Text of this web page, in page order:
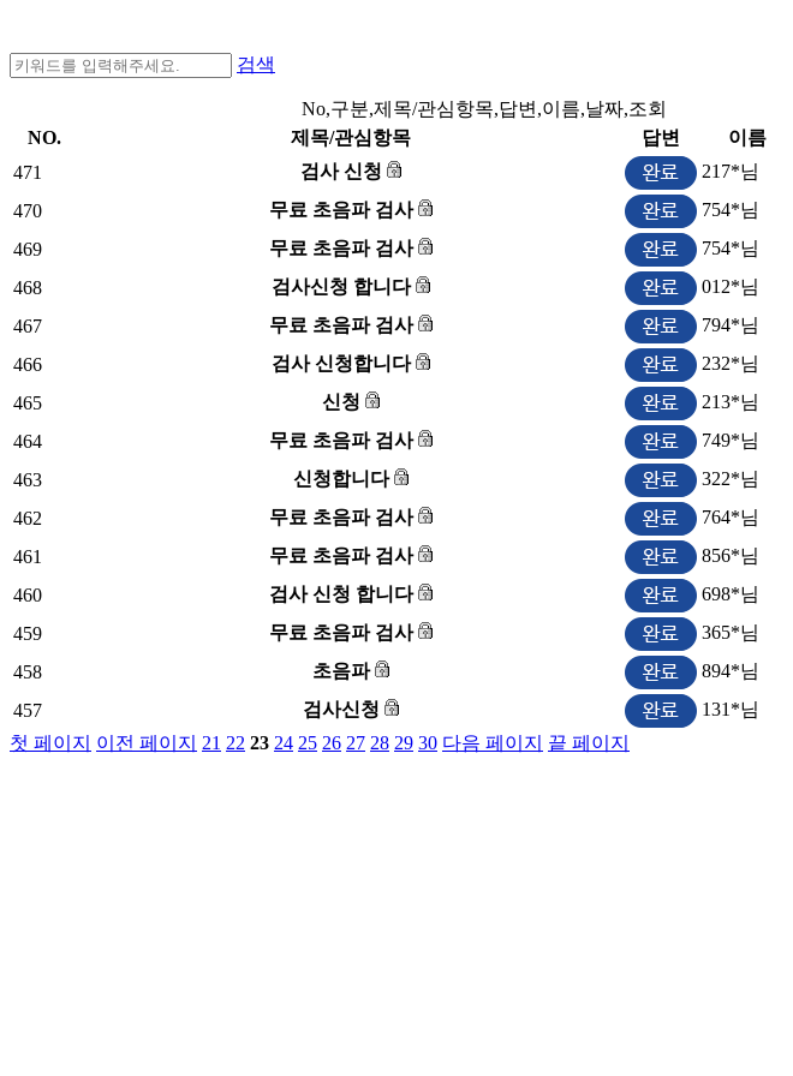
검색
No,구분,제목/관심항목,답변,이름,날짜,조회
NO.
제목/관심항목 답변 이름
471
검사 신청 217*님
470
무료 초음파 검사 754*님
469
무료 초음파 검사 754*님
468
검사신청 합니다 012*님
467
무료 초음파 검사 794*님
466
검사 신청합니다 232*님
465
신청 213*님
464
무료 초음파 검사 749*님
463
신청합니다 322*님
462
무료 초음파 검사 764*님
461
무료 초음파 검사 856*님
460
검사 신청 합니다 698*님
459
무료 초음파 검사 365*님
458
초음파 894*님
457
검사신청 131*님
첫 페이지
이전 페이지 21 22 23 24 25 26 27 28 29 30 다음 페이지 끝 페이지